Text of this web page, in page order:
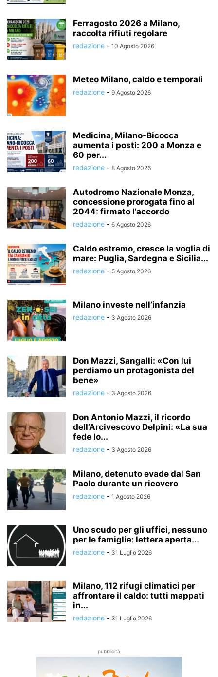
Ferragosto 2026 a Milano,
raccolta rifiuti regolare
redazione - 10 Agosto 2026
Meteo Milano, caldo e temporali
redazione - 9 Agosto 2026
Medicina, Milano-Bicocca
aumenta i posti: 200 a Monza e
60 per...
redazione - 8 Agosto 2026
Autodromo Nazionale Monza,
concessione prorogata fino al
2044: firmato l’accordo
redazione - 6 Agosto 2026
Caldo estremo, cresce la voglia di
mare: Puglia, Sardegna e Sicilia...
redazione - 5 Agosto 2026
Milano investe nell’infanzia
redazione - 3 Agosto 2026
Don Mazzi, Sangalli: «Con lui
perdiamo un protagonista del
bene»
redazione - 3 Agosto 2026
Don Antonio Mazzi, il ricordo
dell’Arcivescovo Delpini: «La sua
fede lo...
redazione - 3 Agosto 2026
Milano, detenuto evade dal San
Paolo durante un ricovero
redazione - 1 Agosto 2026
Uno scudo per gli uffici, nessuno
per le famiglie: lettera aperta...
redazione - 31 Luglio 2026
Milano, 112 rifugi climatici per
affrontare il caldo: tutti mappati
in...
redazione - 31 Luglio 2026
pubblicità